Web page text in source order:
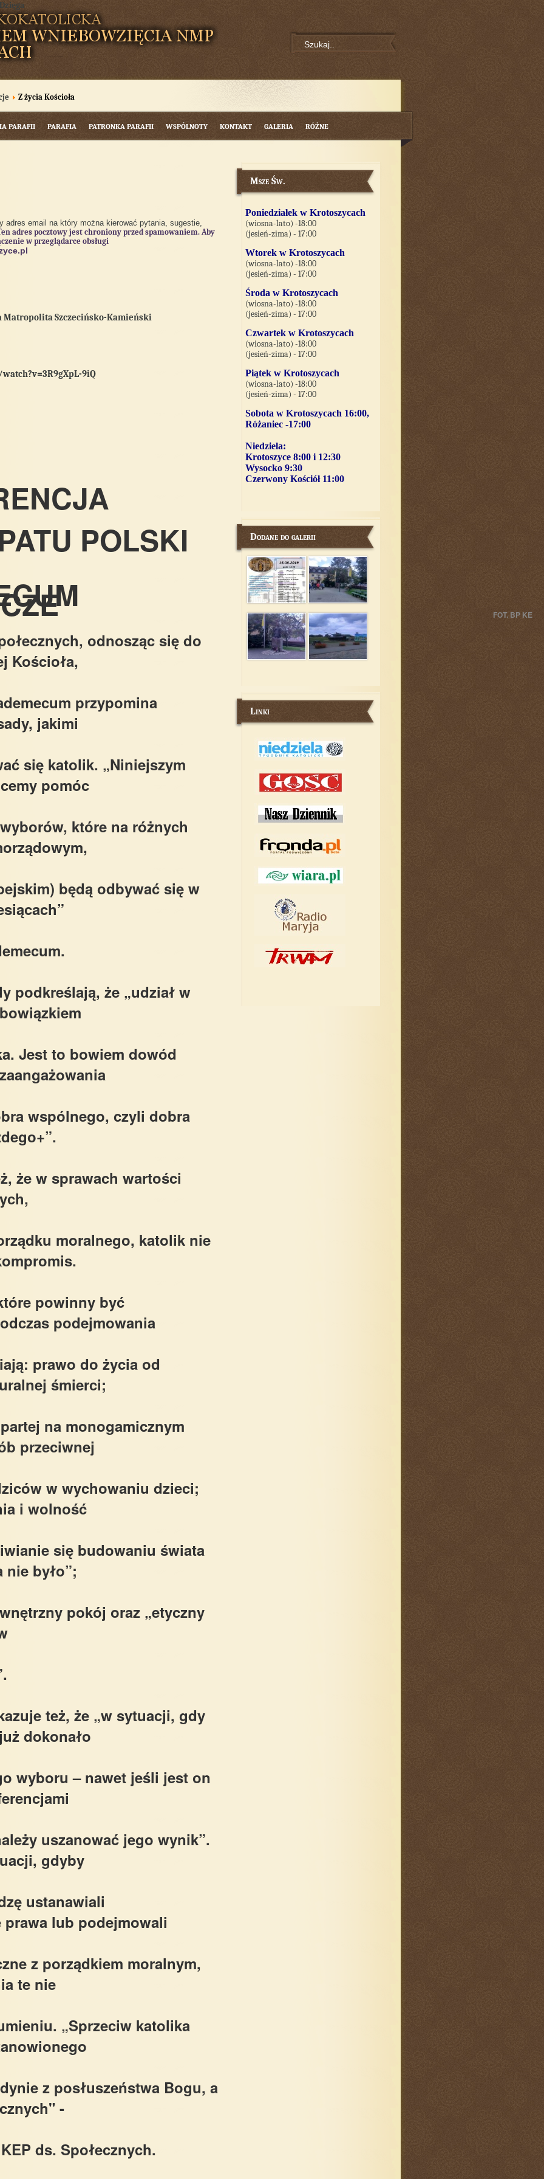
Z życia Kościoła
PARAFII PARAFIA PATRONKA PARAFII WSPÓLNOTY KONTAKT GALERIA RÓŻNE
adres email na który można kierować pytania, sugestie,
adres pocztowy jest chroniony przed spamowaniem. Aby
w przeglądarce obsługi
Szczecińsko-Kamieński
9iQ
POLSKI
FOT. BP KE
odnosząc się do
Kościoła,
przypomina
jakimi
się katolik. „Niniejszym
pomóc
które na różnych
będą odbywać się w
podkreślają, że „udział w
Jest to bowiem dowód
wspólnego, czyli dobra
że w sprawach wartości
moralnego, katolik nie
powinny być
podejmowania
prawo do życia od
śmierci;
na monogamicznym
przeciwnej
w wychowaniu dzieci;
i wolność
się budowaniu świata
nie było”;
pokój oraz „etyczny
też, że „w sytuacji, gdy
dokonało
wyboru – nawet jeśli jest on
uszanować jego wynik”.
gdyby
ustanawiali
lub podejmowali
z porządkiem moralnym,
te nie
„Sprzeciw katolika
z posłuszeństwa Bogu, a
-
ds. Społecznych.
Msze Św.
Poniedziałek w Krotoszycach
(wiosna-lato) -18:00
(jesień-zima) - 17:00
Wtorek w Krotoszycach
(wiosna-lato) -18:00
(jesień-zima) - 17:00
Środa w Krotoszycach
(wiosna-lato) -18:00
(jesień-zima) - 17:00
Czwartek w Krotoszycach
(wiosna-lato) -18:00
(jesień-zima) - 17:00
Piątek w Krotoszycach
(wiosna-lato) -18:00
(jesień-zima) - 17:00
Sobota w Krotoszycach 16:00,
Różaniec -17:00
Niedziela:
Krotoszyce 8:00 i 12:30
Wysocko 9:30
Czerwony Kościół 11:00
Dodane do galerii
Linki